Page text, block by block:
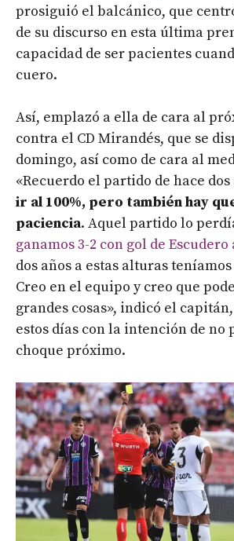
prosiguió el balcánico, que
de su discurso en esta última
capacidad de ser pacientes
cuero.
Así, emplazó a ella de cara al
contra el CD Mirandés, que se
domingo, así como de cara al
«Recuerdo el partido de hace dos
ir al 100%, pero también hay
paciencia. Aquel partido lo
ganamos 3-2 con gol de
dos años a estas alturas
Creo en el equipo y creo que
grandes cosas», indicó el
estos días con la intención de no
choque próximo.